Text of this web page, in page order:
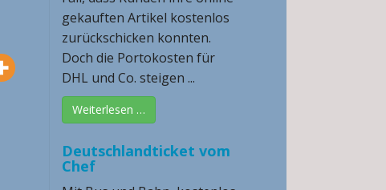
gekauften Artikel kostenlos
zurückschicken konnten.
Doch die Portokosten für
DHL und Co. steigen ...
Weiterlesen …
Deutschlandticket vom
Chef